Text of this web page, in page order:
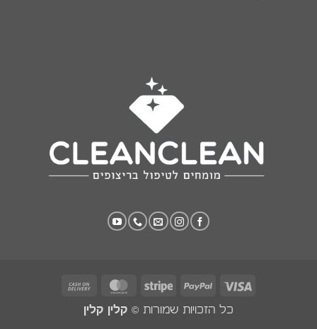
Visa
PayPal
Stripe
MasterCard
כל הזכויות שמורות © קלין קלין